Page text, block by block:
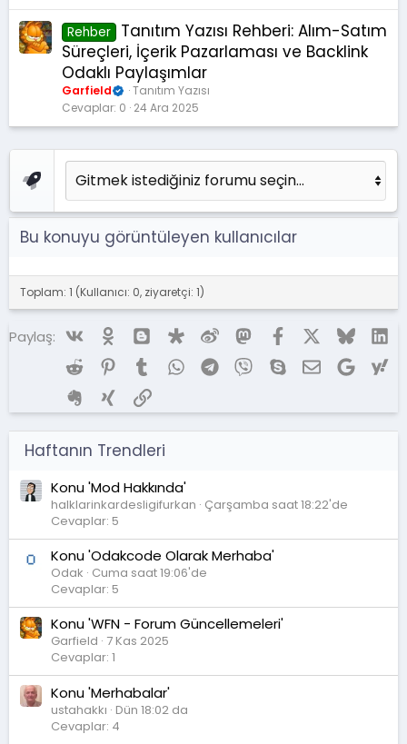
Rehber
Tanıtım Yazısı Rehberi: Alım-Satım
Süreçleri, İçerik Pazarlaması ve Backlink
Odaklı Paylaşımlar
Garfield
Tanıtım Yazısı
Cevaplar 0 24 Ara 2025
Bu konuyu görüntüleyen kullanıcılar
Toplam: 1 (Kullanıcı: 0, ziyaretçi: 1)
Paylaş: Vk BloggerDiaspora
Weibo MastodonFacebookX (Twitter)
Bluesky
Reddit Pinterest
TumblrWhatsAppTelegram
ViberSkypeE-postaGoogle
Evernote
Xing Link
Haftanın Trendleri
Konu 'Mod Hakkında'
halklarinkardesligifurkan Çarşamba saat 18:22'de
Cevaplar: 5
Konu 'Odakcode Olarak Merhaba'
Odak Cuma saat 19:06'de
Cevaplar: 5
Konu 'WFN - Forum Güncellemeleri'
Garfield 7 Kas 2025
Cevaplar: 1
Konu 'Merhabalar'
ustahakkı Dün 18:02 da
Cevaplar: 4